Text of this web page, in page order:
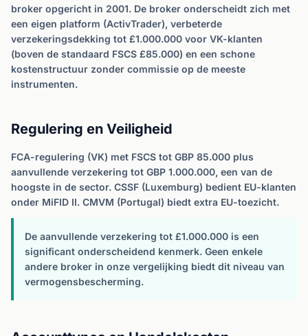
broker opgericht in 2001. De broker onderscheidt zich met
een eigen platform (ActivTrader), verbeterde
verzekeringsdekking tot £1.000.000 voor VK-klanten
(boven de standaard FSCS £85.000) en een schone
kostenstructuur zonder commissie op de meeste
instrumenten.
Regulering en Veiligheid
FCA-regulering (VK) met FSCS tot GBP 85.000 plus
aanvullende verzekering tot GBP 1.000.000, een van de
hoogste in de sector. CSSF (Luxemburg) bedient EU-klanten
onder MiFID II. CMVM (Portugal) biedt extra EU-toezicht.
De aanvullende verzekering tot £1.000.000 is een
significant onderscheidend kenmerk. Geen enkele
andere broker in onze vergelijking biedt dit niveau van
vermogensbescherming.